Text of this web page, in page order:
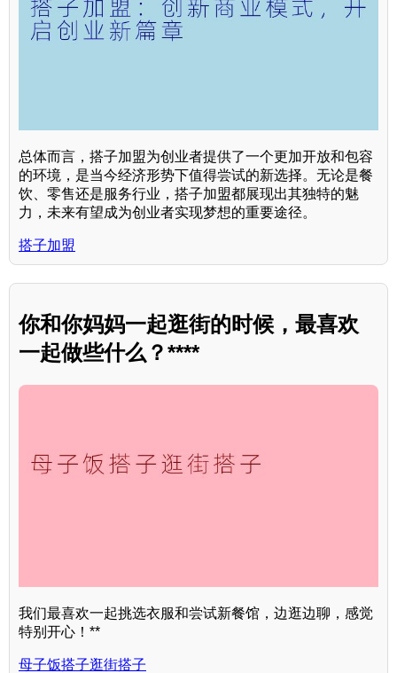
总体而言，搭子加盟为创业者提供了一个更加开放和包容
的环境，是当今经济形势下值得尝试的新选择。无论是餐
饮、零售还是服务行业，搭子加盟都展现出其独特的魅
力，未来有望成为创业者实现梦想的重要途径。
搭子加盟
你和你妈妈一起逛街的时候，最喜欢
一起做些什么？****
我们最喜欢一起挑选衣服和尝试新餐馆，边逛边聊，感觉
特别开心！**
母子饭搭子逛街搭子